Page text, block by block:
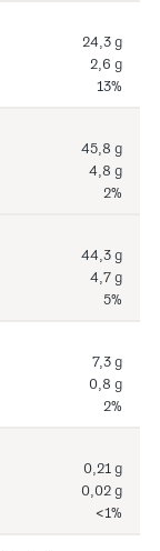
24,3 g
2,6 g
13%
45,8 g
4,8 g
2%
44,3 g
4,7 g
5%
7,3 g
0,8 g
2%
0,21 g
0,02 g
<1%